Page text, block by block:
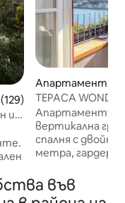
оценка: 4,96 от 5,
и
Апартамент –
ТЕРАСА
Апартаментът
вертикална
спалня с двойно
метра,
кабелни канали
система Rotel
във